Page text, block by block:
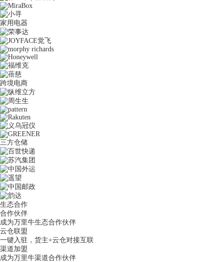
家用电器
跨境电商
三方仓储
生态合作
合作伙伴
成为万里牛生态合作伙伴
云仓联盟
一键入驻，货主+云仓对接互联
渠道加盟
成为万里牛渠道合作伙伴